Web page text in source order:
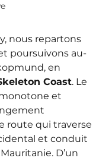
nous repartons
poursuivons au-
en
Coast. Le
et
route qui traverse
et conduit
D’un